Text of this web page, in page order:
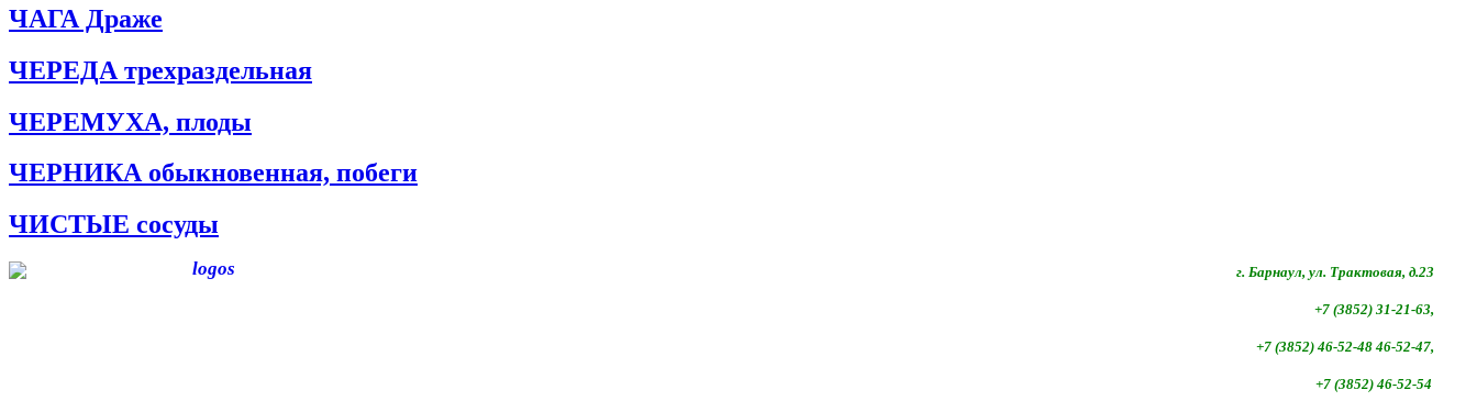
ЧАГА Драже
ЧЕРЕДА трехраздельная
ЧЕРЕМУХА, плоды
ЧЕРНИКА обыкновенная, побеги
ЧИСТЫЕ сосуды
г. Барнаул, ул. Трактовая, д.23
+7 (3852) 31-21-63,
+7 (3852) 46-52-48 46-52-47,
+7 (3852) 46-52-54